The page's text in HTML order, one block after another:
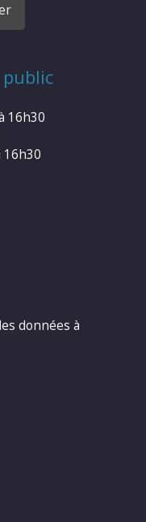
public
16h30
16h30
données à